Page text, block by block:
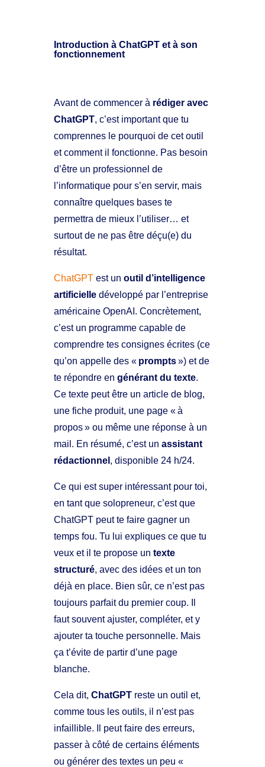
Introduction à ChatGPT et à son
fonctionnement
Avant de commencer à rédiger avec
ChatGPT, c’est important que tu
comprennes le pourquoi de cet outil
et comment il fonctionne. Pas besoin
d’être un professionnel de
l’informatique pour s’en servir, mais
connaître quelques bases te
permettra de mieux l’utiliser… et
surtout de ne pas être déçu(e) du
résultat.
ChatGPT est unoutil d’intelligence
artificielle développé par l’entreprise
américaine OpenAI. Concrètement,
c’est un programme capable de
comprendre tes consignes écrites (ce
qu’on appelle des « prompts») et de
te répondre engénérant du texte.
Ce texte peut être un article de blog,
une fiche produit, une page « à
propos » ou même une réponse à un
mail. En résumé, c’est unassistant
rédactionnel , disponible 24 h/24.
Ce qui est super intéressant pour toi,
en tant que solopreneur, c’est que
ChatGPT peut te faire gagner un
temps fou. Tu lui expliques ce que tu
veux et il te propose untexte
structuré, avec des idées et un ton
déjà en place. Bien sûr, ce n’est pas
toujours parfait du premier coup. Il
faut souvent ajuster, compléter, et y
ajouter ta touche personnelle. Mais
ça t’évite de partir d’une page
blanche.
Cela dit,ChatGPT reste un outil et,
comme tous les outils, il n’est pas
infaillible. Il peut faire des erreurs,
passer à côté de certains éléments
ou générer des textes un peu «